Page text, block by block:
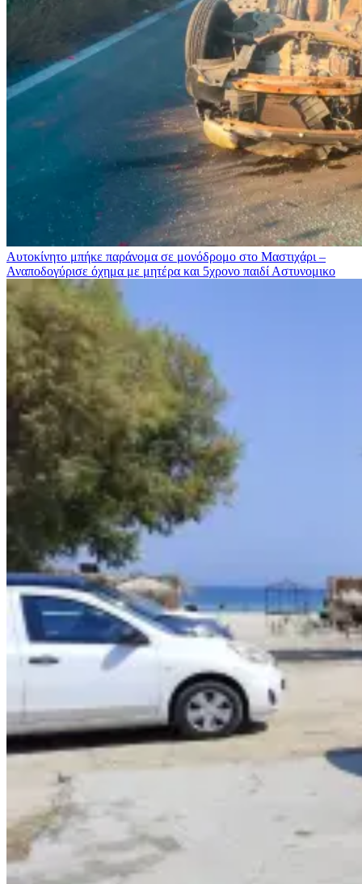
Αυτοκίνητο μπήκε παράνομα σε μονόδρομο στο Μαστιχάρι –
Αναποδογύρισε όχημα με μητέρα και 5χρονο παιδί Αστυνομικο